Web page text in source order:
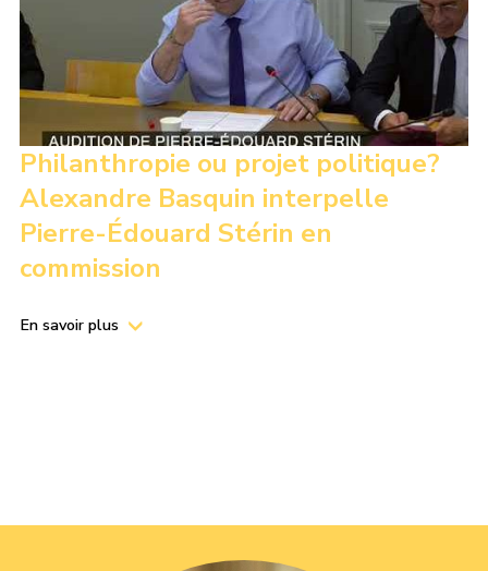
Philanthropie ou projet politique?
Alexandre Basquin interpelle
Pierre-Édouard Stérin en
commission
En savoir plus